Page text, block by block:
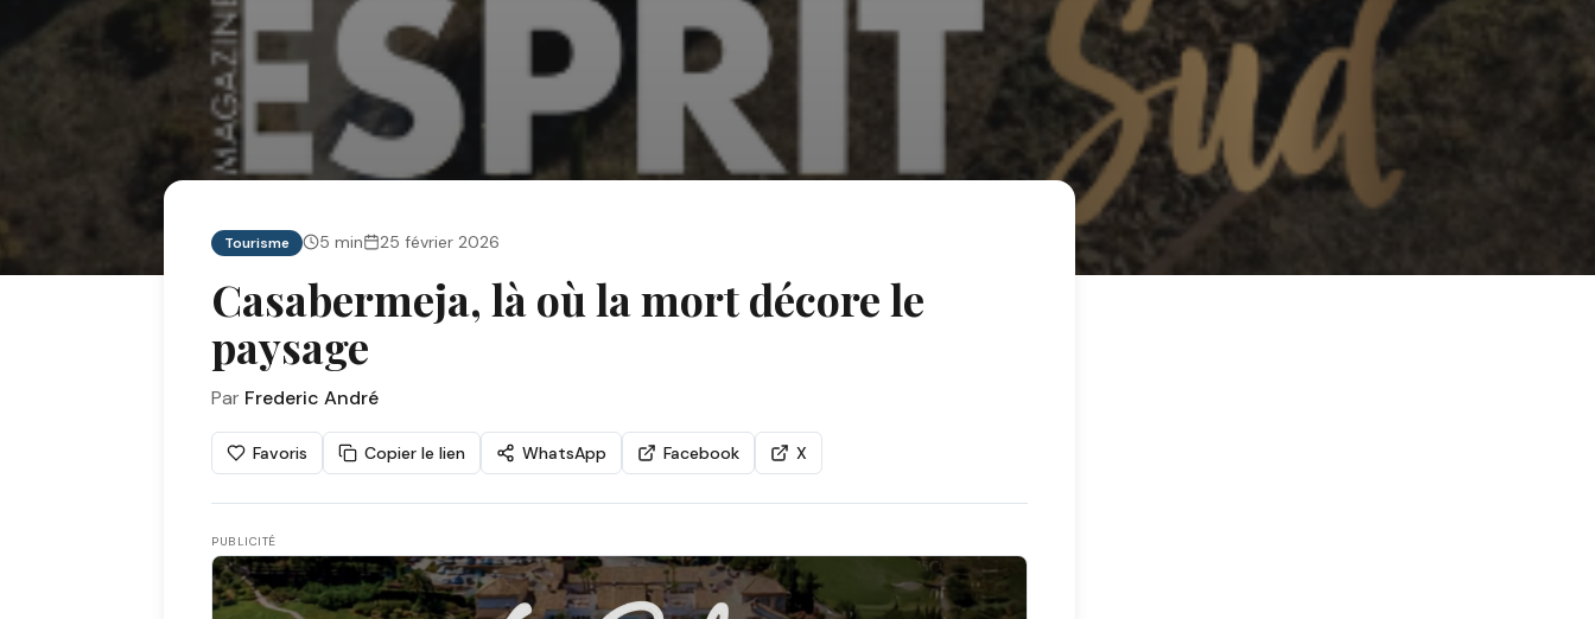
Tourisme 5 min 25 février 2026
Casabermeja, là où la mort décore le
paysage
Par Frederic André
Favoris Copier le lien WhatsApp Facebook X
PUBLICITÉ